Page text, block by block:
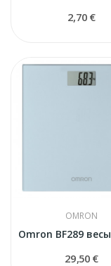
2,70 €
OMRON
29,50 €